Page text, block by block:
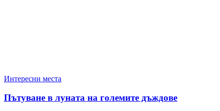
Интересни места
Пътуване в луната на големите дъждове